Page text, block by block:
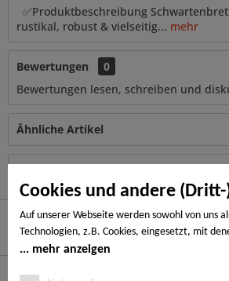
Cookies und andere
Auf unserer Webseite werden sowohl von uns
Technologien, z.B. Cookies, eingesetzt, mit
Ihrem Endgerät gespeichert und/oder von
mehr anzeigen
✅Produktbeschreibung
rustikal, robust & vielseitig... mehr
Bewertungen
0
Bewertungen lesen, schreiben und
Ähnliche Artikel
Hier finden Sie uns
Service Hotline